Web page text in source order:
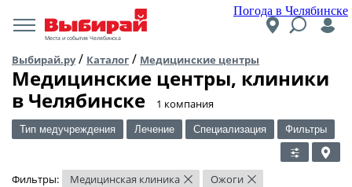
Погода в Челябинске
Места и события Челябинска
Выбирай.ру/ Каталог / Медицинские центры
Медицинские центры, клиники
в Челябинске
​1 компания
Тип медучреждения Лечение Специализация Фильтры
Фильтры: Медицинская клиника × Ожоги ×